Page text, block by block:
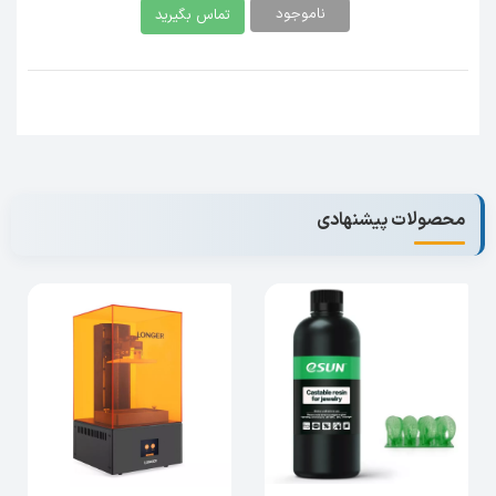
چه نکاتی را قبل از پرینت با پرینتر سه بعدی
رزینی باید رعایت کنیم؟
ناموجود تماس بگیرید
محصولات پیشنهادی